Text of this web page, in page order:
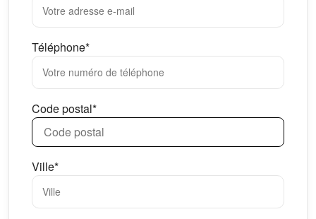
Téléphone*
Code postal*
Ville*